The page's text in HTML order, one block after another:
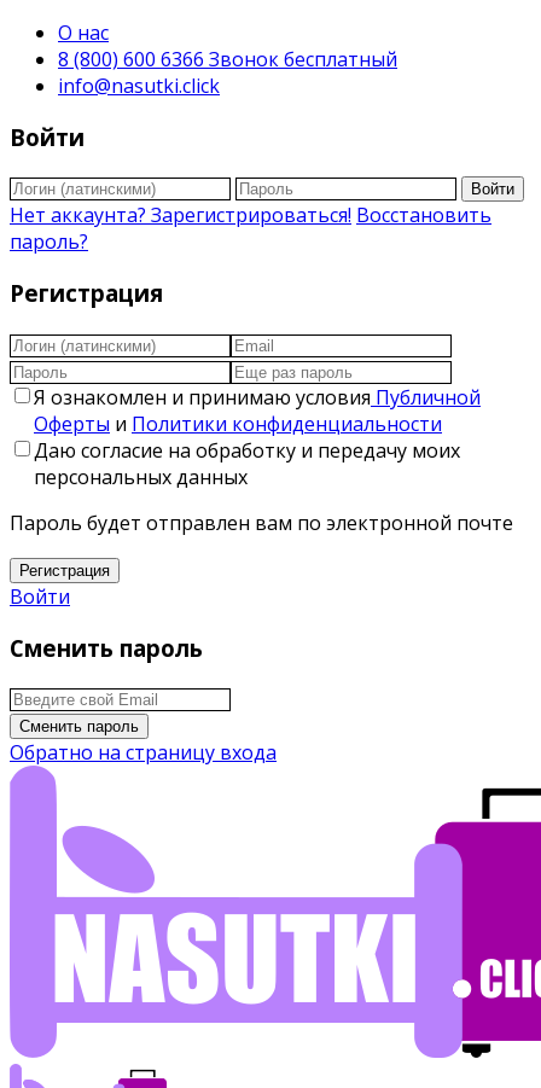
О нас
8 (800) 600 6366 Звонок бесплатный
info@nasutki.click
Войти
Войти
Нет аккаунта? Зарегистрироваться! Восстановить
пароль?
Регистрация
Я ознакомлен и принимаю условия Публичной
Оферты и Политики конфиденциальности
Даю согласие на обработку и передачу моих
персональных данных
Пароль будет отправлен вам по электронной почте
Регистрация
Войти
Сменить пароль
Сменить пароль
Обратно на страницу входа